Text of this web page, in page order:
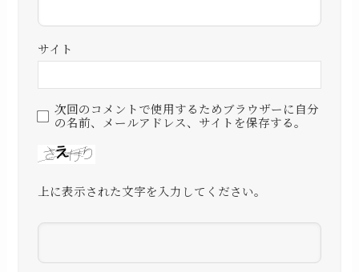
サイト
次回のコメントで使用するためブラウザーに自分
の名前、メールアドレス、サイトを保存する。
上に表示された文字を入力してください。